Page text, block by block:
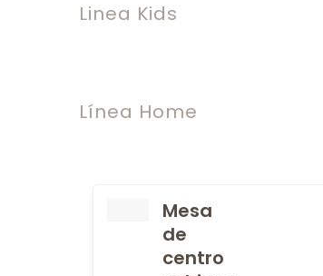
Linea Kids
Línea Home
Mesa
de
centro